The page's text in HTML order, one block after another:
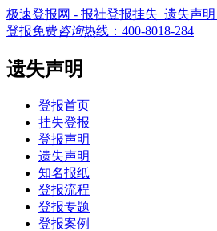
极速登报网 - 报社登报挂失_遗失声
登报免费咨询热线： 400-8018-284
遗失声明
登报首页
挂失登报
登报声明
遗失声明
知名报纸
登报流程
登报专题
登报案例